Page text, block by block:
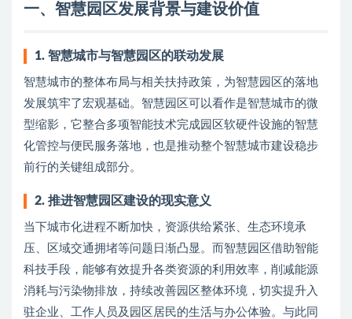
一、智慧园区发展背景与建设价值
1. 智慧城市与智慧园区的联动发展
智慧城市的整体布局与相关扶持政策，为智慧园区的落地
发展筑牢了宏观基础。智慧园区可以看作是智慧城市的微
型缩影，它整合多项智能技术完成园区软硬件设施的智慧
化管控与便民服务落地，也是推动整个智慧城市建设稳步
前行的关键组成部分。
2. 推进智慧园区建设的现实意义
当下城市化进程不断加快，资源供给紧张、生态环境承
压、区域交通拥堵等问题日渐凸显。而智慧园区借助智能
科技手段，能够有效提升各类资源的利用效率，削减能源
消耗与污染物排放，持续改善园区整体环境，切实提升入
驻企业、工作人员及园区居民的生活与办公体验。与此同